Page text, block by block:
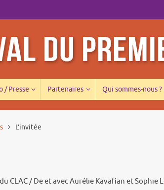
/ Presse Partenaires Qui sommes-nous ?
L’invitée
CLAC / De et avec Aurélie Kavafian et Sophie